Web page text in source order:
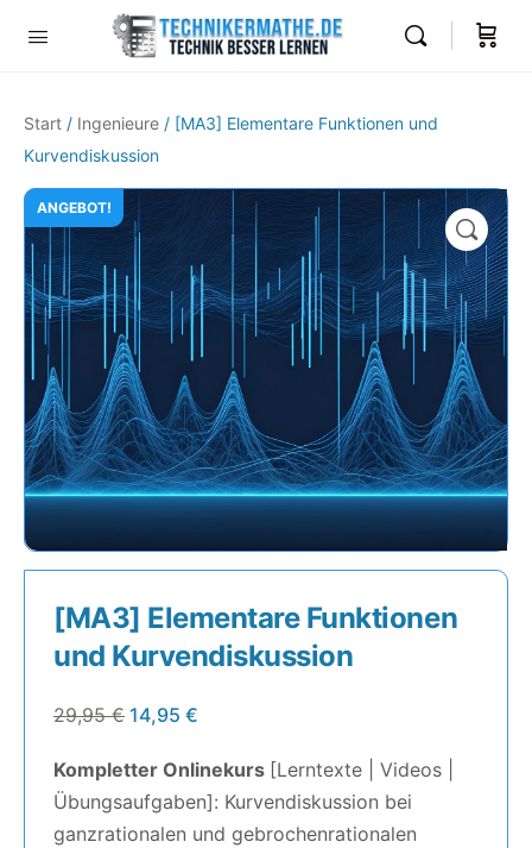
Start / Ingenieure / [MA3] Elementare Funktionen und
Kurvendiskussion
ANGEBOT!
🔍
[MA3] Elementare Funktionen
und Kurvendiskussion
29,95€ 14,95 €
Kompletter Onlinekurs [Lerntexte | Videos |
Übungsaufgaben]: Kurvendiskussion bei
ganzrationalen und gebrochenrationalen